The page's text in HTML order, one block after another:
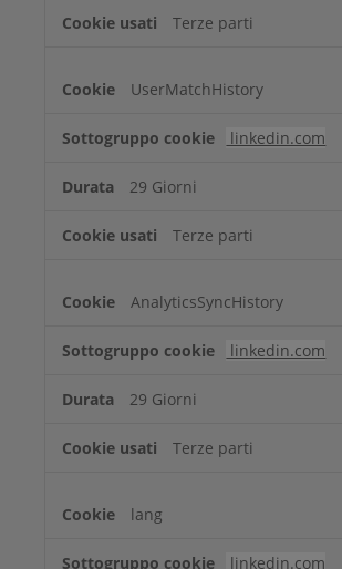
Terze parti
UserMatchHistory
linkedin.com
29 Giorni
Terze parti
AnalyticsSyncHistory
linkedin.com
29 Giorni
Terze parti
lang
linkedin.com